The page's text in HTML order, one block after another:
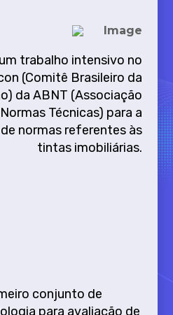
trabalho intensivo no
(Comitê Brasileiro da
da ABNT (Associação
Técnicas) para a
normas referentes às
tintas imobiliárias.
conjunto de
para avaliação de